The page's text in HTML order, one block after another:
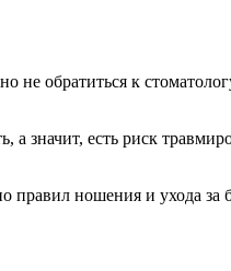
не обратиться к
а значит, есть риск
правил ношения и ухода за